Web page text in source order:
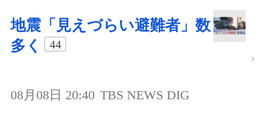
地震「見えづらい避難者」数
多く
44
08月08日 20:40 TBS NEWS DIG